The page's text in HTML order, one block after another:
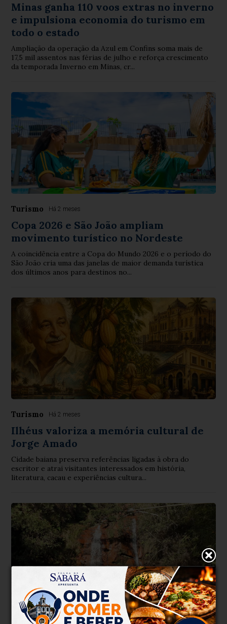
Minas ganha 110 voos extras no inverno
e impulsiona economia do turismo em
todo o estado
Ampliação da operação da Azul em Confins soma mais de
17,5 mil assentos nas férias de julho e reforça crescimento
da temporada Inverno em Minas, cr...
Turismo Há 2 meses
Copa 2026 e São João ampliam
movimento turístico no Nordeste
A coincidência entre a Copa do Mundo 2026 e o período do
São João cria uma das janelas de maior demanda turística
dos últimos anos para destinos no...
Turismo Há 2 meses
Ilhéus valoriza a memória cultural de
Jorge Amado
Cidade baiana preserva referências ligadas à obra do
escritor e atrai visitantes interessados em história,
literatura, cacau e experiências cultura...
Turismo Há 2 meses